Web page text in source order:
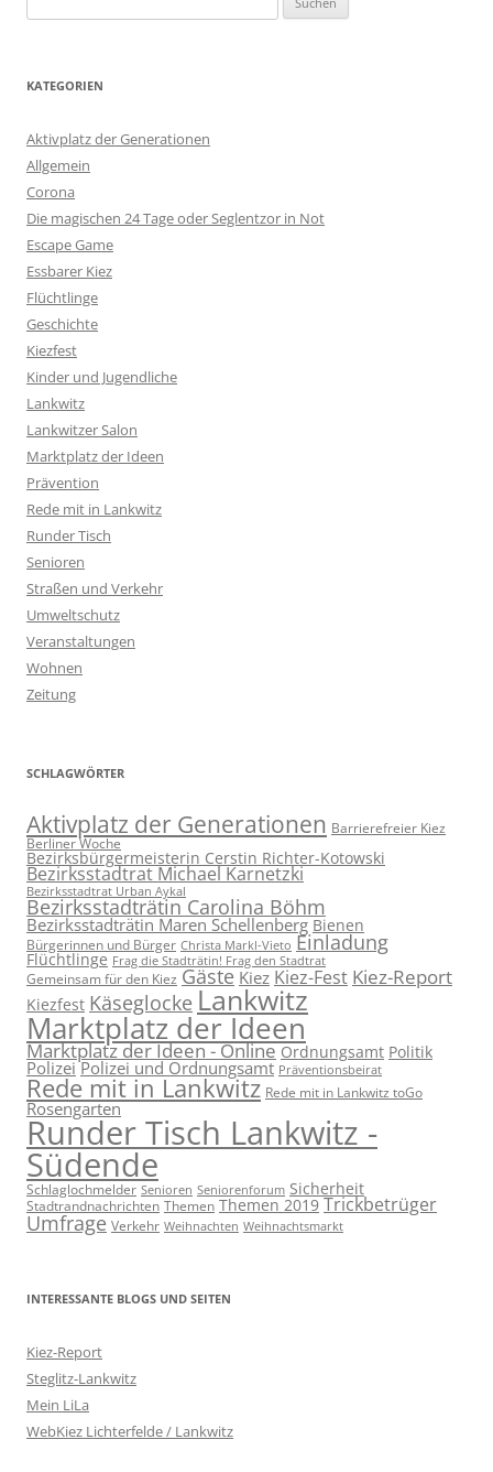
nach:
KATEGORIEN
Aktivplatz der Generationen
Allgemein
Corona
Die magischen 24 Tage oder Seglentzor in Not
Escape Game
Essbarer Kiez
Flüchtlinge
Geschichte
Kiezfest
Kinder und Jugendliche
Lankwitz
Lankwitzer Salon
Marktplatz der Ideen
Prävention
Rede mit in Lankwitz
Runder Tisch
Senioren
Straßen und Verkehr
Umweltschutz
Veranstaltungen
Wohnen
Zeitung
SCHLAGWÖRTER
Aktivplatz der Generationen Barrierefreier Kiez
Berliner Woche
Bezirksbürgermeisterin Cerstin Richter-Kotowski
Bezirksstadtrat Michael Karnetzki
Bezirksstadtrat Urban Aykal
Bezirksstadträtin Carolina Böhm
Bezirksstadträtin Maren Schellenberg Bienen
Bürgerinnen und Bürger Christa Markl-Vieto Einladung
Flüchtlinge Frag die Stadträtin! Frag den Stadtrat
Gemeinsam für den Kiez Gäste Kiez Kiez-Fest Kiez-Report
Kiezfest Käseglocke Lankwitz
Marktplatz der Ideen
Marktplatz der Ideen - Online Ordnungsamt Politik
Polizei Polizei und Ordnungsamt Präventionsbeirat
Rede mit in Lankwitz Rede mit in Lankwitz toGo
Rosengarten
Runder Tisch Lankwitz -
Südende
Schlaglochmelder Senioren Seniorenforum Sicherheit
Stadtrandnachrichten Themen Themen 2019 Trickbetrüger
Umfrage Verkehr Weihnachten Weihnachtsmarkt
INTERESSANTE BLOGS UND SEITEN
Kiez-Report
Steglitz-Lankwitz
Mein LiLa
WebKiez Lichterfelde / Lankwitz